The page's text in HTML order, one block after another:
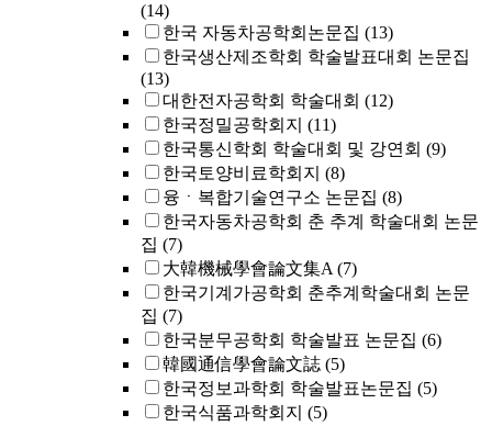
(14)
한국 자동차공학회논문집 (13)
한국생산제조학회 학술발표대회 논문집
(13)
대한전자공학회 학술대회 (12)
한국정밀공학회지 (11)
한국통신학회 학술대회 및 강연회 (9)
한국토양비료학회지 (8)
융ㆍ복합기술연구소 논문집 (8)
한국자동차공학회 춘 추계 학술대회 논문
집 (7)
大韓機械學會論文集A (7)
한국기계가공학회 춘추계학술대회 논문
집 (7)
한국분무공학회 학술발표 논문집 (6)
韓國通信學會論文誌 (5)
한국정보과학회 학술발표논문집 (5)
한국식품과학회지 (5)